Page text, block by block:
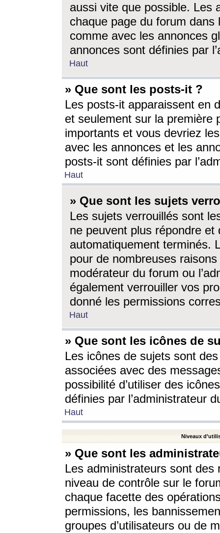
aussi vite que possible. Les
chaque page du forum dans
comme avec les annonces
annonces sont définies par
Haut
» Que sont les posts-it ?
Les posts-it apparaissent en
et seulement sur la première
importants et vous devriez
avec les annonces et les
posts-it sont définies par
Haut
» Que sont les sujets
Les sujets verrouillés sont
ne peuvent plus répondre
automatiquement terminés.
pour de nombreuses
modérateur du forum ou
également verrouiller vos
donné les permissions
Haut
» Que sont les icônes de
Les icônes de sujets sont
associées avec des
possibilité d’utiliser des
définies par l’administrateur
Haut
Niveaux
» Que sont les
Les administrateurs sont
niveau de contrôle sur le
chaque facette des
permissions, les
groupes d’utilisateurs ou de